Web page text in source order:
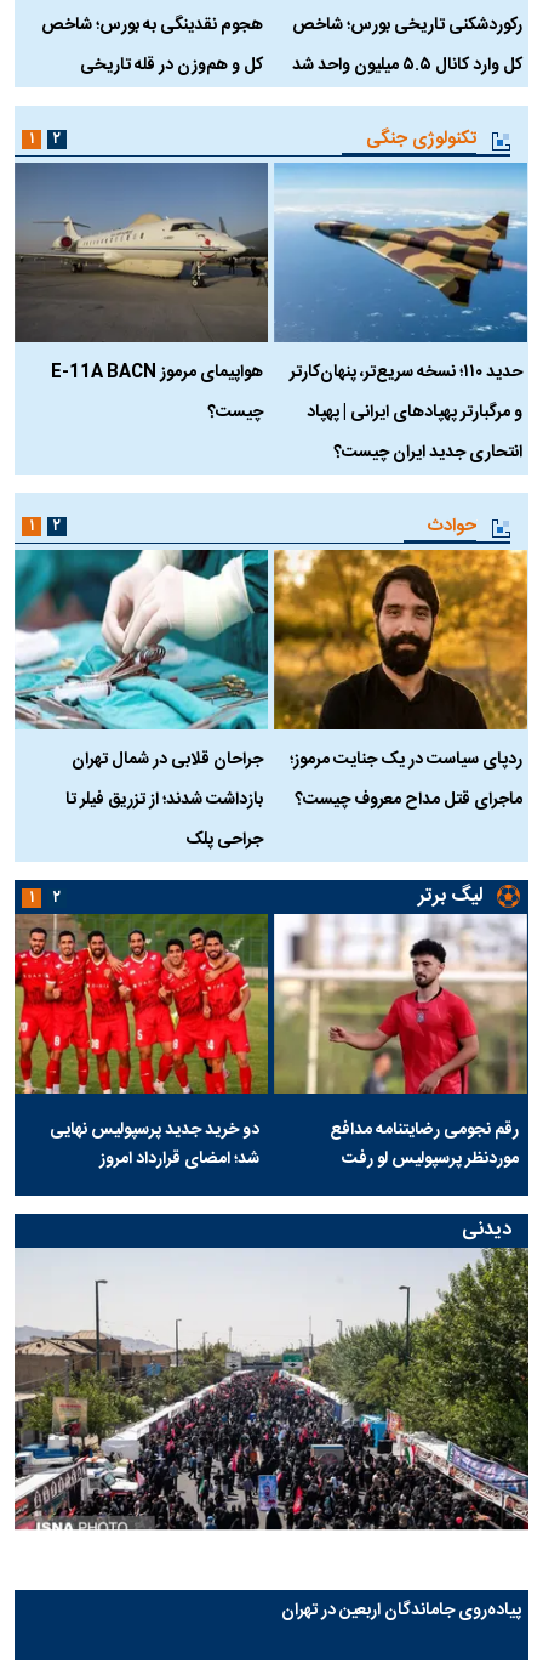
رکوردشکنی تاریخی بورس؛ شاخص
کل وارد کانال ۵.۵ میلیون واحد شد
هجوم نقدینگی به بورس؛ شاخص
کل و هم‌وزن در قله تاریخی
تکنولوژی جنگی
حدید ۱۱۰؛ نسخه سریع‌تر، پنهان‌کارتر
و مرگبارتر پهپادهای ایرانی | پهپاد
انتحاری جدید ایران چیست؟
هواپیمای مرموز E-11A BACN
چیست؟
۱ ۲
حوادث
ردپای سیاست در یک جنایت مرموز؛
ماجرای قتل مداح معروف چیست؟
جراحان قلابی در شمال تهران
بازداشت شدند؛ از تزریق فیلر تا
جراحی پلک
۱ ۲
لیگ برتر
رقم نجومی رضایتنامه مدافع
موردنظر پرسپولیس لو رفت
دو خرید جدید پرسپولیس نهایی
شد؛ امضای قرارداد امروز
۱ ۲
دیدنی
پیاده‌روی جاماندگان اربعین در تهران